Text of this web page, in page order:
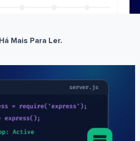
Há Mais Para Ler.